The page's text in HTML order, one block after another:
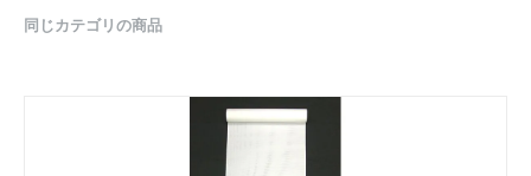
同じカテゴリの商品